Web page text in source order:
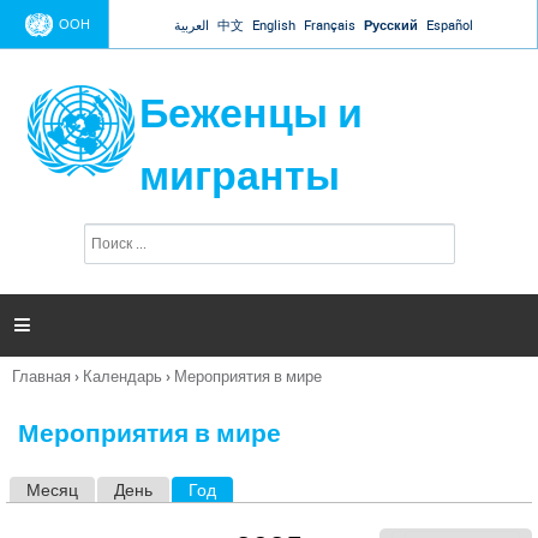
Jump to navigation
ООН العربية 中文 English Français Русский Español
Беженцы и
мигранты
п
и

Вы
Главная › Календарь › Мероприятия в мире
Мероприятия в мире
Месяц День Год